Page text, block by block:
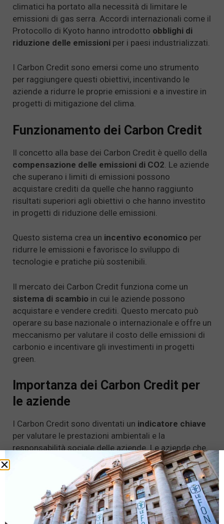
climatici ha portato alla necessità di limitare le
emissioni di gas serra. Accordi internazionali come il
Protocollo di Kyoto hanno introdotto obblighi di
riduzione delle emissioni per i paesi industrializzati.
I Carbon Credit sono emersi come uno strumento
per raggiungere questi obiettivi, incentivando le
aziende a ridurre le proprie emissioni e a investire in
progetti di mitigazione del clima.
Funzionamento dei Carbon Credit
Il concetto alla base dei Carbon Credit è quello della
compensazione delle emissioni di CO2 . Le aziende
che superano i limiti di emissioni possono
acquistare crediti da quelle che hanno raggiunto
risultati superiori agli obiettivi o che hanno investito
in progetti di riduzione delle emissioni.
Questo sistema crea un incentivo economico per
ridurre le emissioni e favorisce lo sviluppo di
tecnologie e pratiche più sostenibili.
Il mercato dei Carbon Credit funziona come un
sistema di scambio in cui le aziende possono
acquistare e vendere crediti. Questo mercato può
operare su base nazionale o internazionale e offre un
meccanismo per valutare il costo delle emissioni di
carbonio e incentivare gli investimenti in progetti
green.
Importanza dei Carbon Credit per
le aziende
I Carbon Credit sono diventati un indicatore chiave
per valutare le prestazioni ambientali e la
responsabilità sociale delle aziende. Le aziende che
investono in progetti di riduzione delle emissioni
possono accumulare crediti e dimostrare il loro
impegno verso la sostenibilità.
Allo stesso tempo, l’acquisto di crediti può essere
utilizzato come strategia per conformarsi ai requisiti